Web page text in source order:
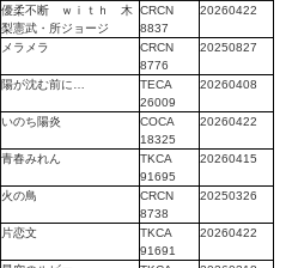
優柔不断 ｗｉｔｈ 木
梨憲武・所ジョージ
CRCN
8837
20260422
メラメラ
CRCN
8776
20250827
陽が沈む前に…
TECA
26009
20260408
いのち陽炎
COCA
18325
20260422
青春みれん
TKCA
91695
20260415
火の鳥
CRCN
8738
20250326
片恋文
TKCA
91691
20260422